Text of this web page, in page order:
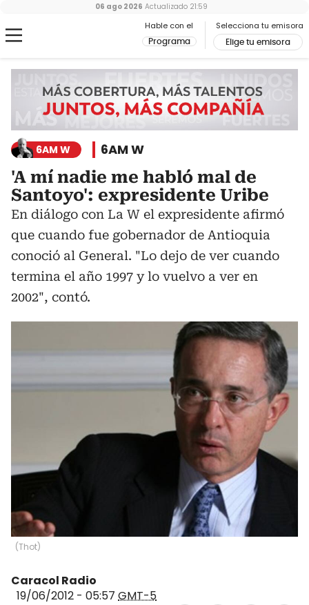
Hable con el
Programa
Selecciona tu emisora
Elige tu emisora
06 ago 2026 Actualizado 21:59
6AM W 6AM W
'A mí nadie me habló mal de
Santoyo': expresidente Uribe
En diálogo con La W el expresidente afirmó
que cuando fue gobernador de Antioquia
conoció al General. "Lo dejo de ver cuando
termina el año 1997 y lo vuelvo a ver en
2002", contó.
(Thot)
Caracol Radio
19/06/2012 - 05:57 GMT-5